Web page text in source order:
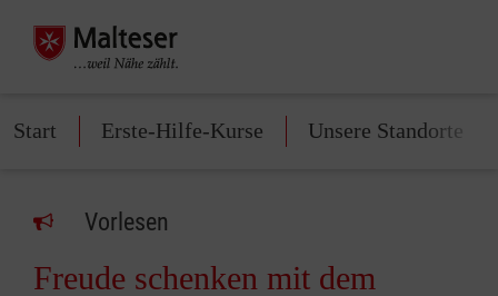
Start Erste-Hilfe-Kurse Unsere Standorte
Vorlesen
Freude schenken mit dem